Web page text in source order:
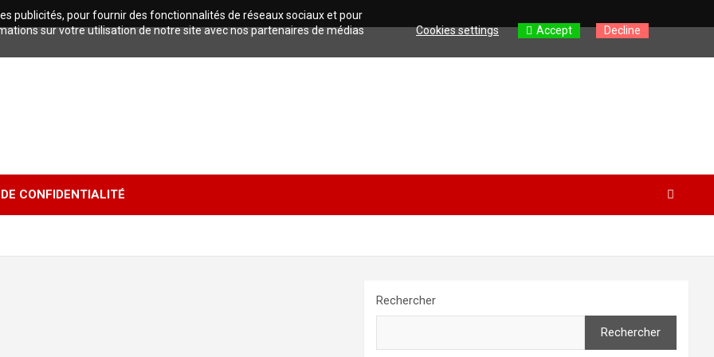
CONFIDENTIALITÉ
Rechercher
Rechercher
publicités, pour fournir des fonctionnalités de réseaux sociaux et pour
sur votre utilisation de notre site avec nos partenaires de médias
Cookies settings Accept Decline